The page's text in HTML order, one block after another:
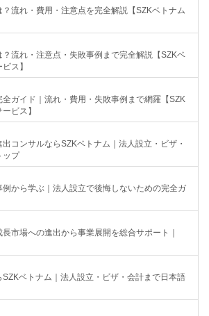
流れ・費用・注意点を完全解説【SZKベトナム
流れ・注意点・失敗事例まで完全解説【SZKベ
ス】
ガイド｜流れ・費用・失敗事例まで網羅【SZK
ビス】
コンサルならSZKベトナム｜法人設立・ビザ・
ップ
から学ぶ｜法人設立で後悔しないための完全ガ
市場への進出から事業展開を総合サポート｜
ベトナム｜法人設立・ビザ・会計まで日本語